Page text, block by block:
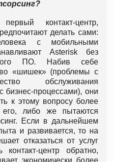
контакт-центр,
делать сами:
с мобильными
Asterisk без
ПО. Набив себе
«шишек» (проблемы с
обслуживания
бизнес-процессами), они
к этому вопросу более
его, либо же пытаются
Если в дальнейшем
и развивается, то на
отказаться от услуг
центр обратно,
экономически более